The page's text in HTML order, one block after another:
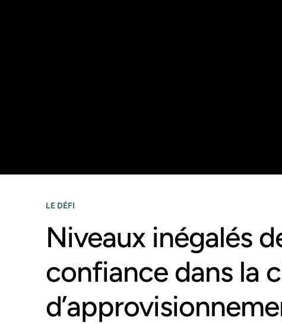
LE DÉFI
Niveaux inégalés
confiance dans la